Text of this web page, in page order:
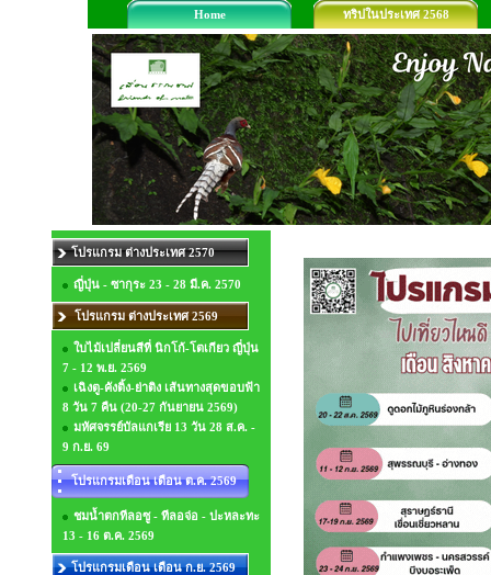
Home ทริปในประเทศ 2568
โปรแกรม ต่างประเทศ 2570
ญี่ปุ่น - ซากุระ 23 - 28 มี.ค. 2570
โปรแกรม ต่างประเทศ 2569
ใบไม้เปลี่ยนสีที่ นิกโก้-โตเกียว ญี่ปุ่น
7 - 12 พ.ย. 2569
เฉิงตู-คังติ้ง-ย่าติง เส้นทางสุดขอบฟ้า
8 วัน 7 คืน (20-27 กันยายน 2569)
มหัศจรรย์บัลแกเรีย 13 วัน 28 ส.ค. -
9 ก.ย. 69
โปรแกรมเดือน เดือน ต.ค. 2569
ชมน้ำตกทีลอซู - ทีลอจ่อ - ปะหละทะ
13 - 16 ต.ค. 2569
โปรแกรมเดือน เดือน ก.ย. 2569